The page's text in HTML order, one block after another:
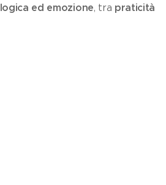
logica ed emozione, tra praticità